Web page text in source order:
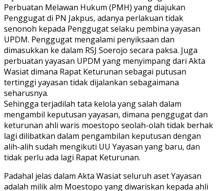
Perbuatan Melawan Hukum (PMH) yang diajukan
Penggugat di PN Jakpus, adanya perlakuan tidak
senonoh kepada Penggugat selaku pembina yayasan
UPDM. Penggugat mengalami penyiksaan dan
dimasukkan ke dalam RSJ Soerojo secara paksa. Juga
perbuatan yayasan UPDM yang menyimpang dari Akta
Wasiat dimana Rapat Keturunan sebagai putusan
tertinggi yayasan tidak dijalankan sebagaimana
seharusnya.
Sehingga terjadilah tata kelola yang salah dalam
mengambil keputusan yayasan, dimana penggugat dan
keturunan ahli waris moestopo seolah-olah tidak berhak
lagi dilibatkan dalam pengambilan keputusan dengan
alih-alih sudah mengikuti UU Yayasan yang baru, dan
tidak perlu ada lagi Rapat Keturunan.
Padahal jelas dalam Akta Wasiat seluruh aset Yayasan
adalah milik alm Moestopo yang diwariskan kepada ahli